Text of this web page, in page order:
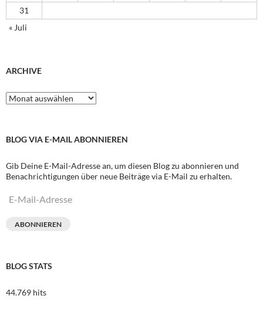
31
« Juli
ARCHIVE
Archive
BLOG VIA E-MAIL ABONNIEREN
Gib Deine E-Mail-Adresse an, um diesen Blog zu abonnieren und
Benachrichtigungen über neue Beiträge via E-Mail zu erhalten.
E-
ABONNIEREN
BLOG STATS
44.769 hits